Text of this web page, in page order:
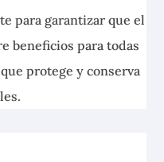
para garantizar que el
beneficios para todas
protege y conserva